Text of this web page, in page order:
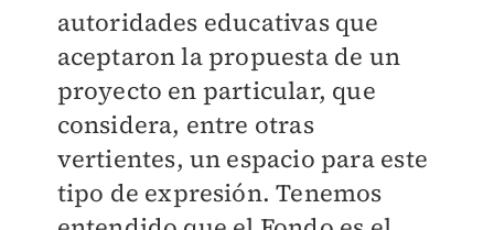
autoridades educativas que
aceptaron la propuesta de un
proyecto en particular, que
considera, entre otras
vertientes, un espacio para este
tipo de expresión. Tenemos